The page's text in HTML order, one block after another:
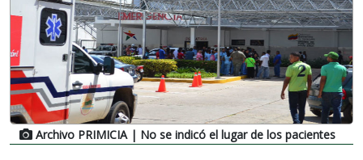
Archivo PRIMICIA | No se indicó el lugar de los pacientes